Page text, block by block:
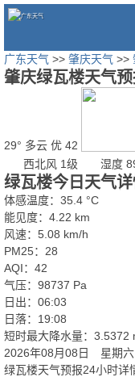
广东天气 >> 肇庆天气 >>
肇庆绿瓦楼天气
29° 多云 优 42
西北风 1级
湿度
绿瓦楼今日天气
体感温度：35.4 °C
能见度：4.22 km
风速：5.08 km/h
PM25：28
AQI：42
气压：98737 Pa
日出：06:03
日落：19:08
短时最大降水量：3.5372
2026年08月08日 星期
绿瓦楼天气预报24小时详